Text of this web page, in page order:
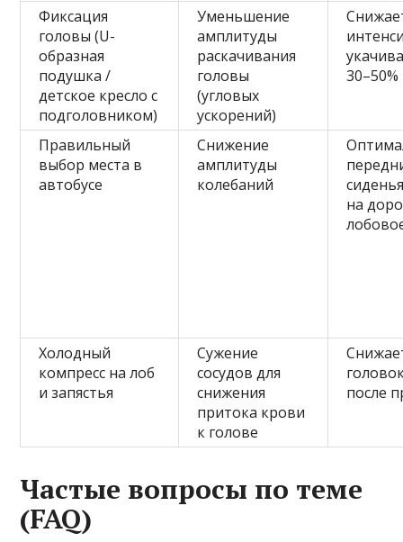
Фиксация
головы (U-
образная
подушка /
детское кресло с
подголовником)
Уменьшение
амплитуды
раскачивания
головы
(угловых
ускорений)
30–50%
Правильный
выбор места в
автобусе
Снижение
амплитуды
колебаний
на
Холодный
компресс на лоб
и запястья
Сужение
сосудов для
снижения
притока крови
к голове
после
Частые вопросы по теме
(FAQ)